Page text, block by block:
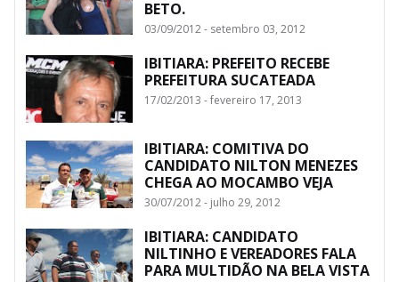
BETO.
03/09/2012 - setembro 03, 2012
IBITIARA: PREFEITO RECEBE
PREFEITURA SUCATEADA
17/02/2013 - fevereiro 17, 2013
IBITIARA: COMITIVA DO
CANDIDATO NILTON MENEZES
CHEGA AO MOCAMBO VEJA
30/07/2012 - julho 29, 2012
IBITIARA: CANDIDATO
NILTINHO E VEREADORES FALA
PARA MULTIDÃO NA BELA VISTA